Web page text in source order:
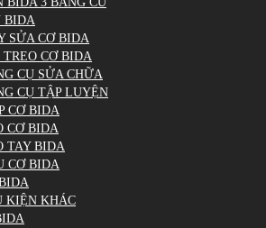
BIDA
SỬA CƠ BIDA
CƠ BIDA
CỤ SỬA CHỮA
CỤ TẬP LUYỆN
CƠ BIDA
CƠ BIDA
TAY BIDA
CƠ BIDA
KIỆN KHÁC